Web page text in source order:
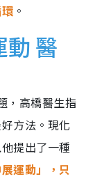
。
醫
，高橋醫生指
方法。現化
提出了一種
展運動」，只